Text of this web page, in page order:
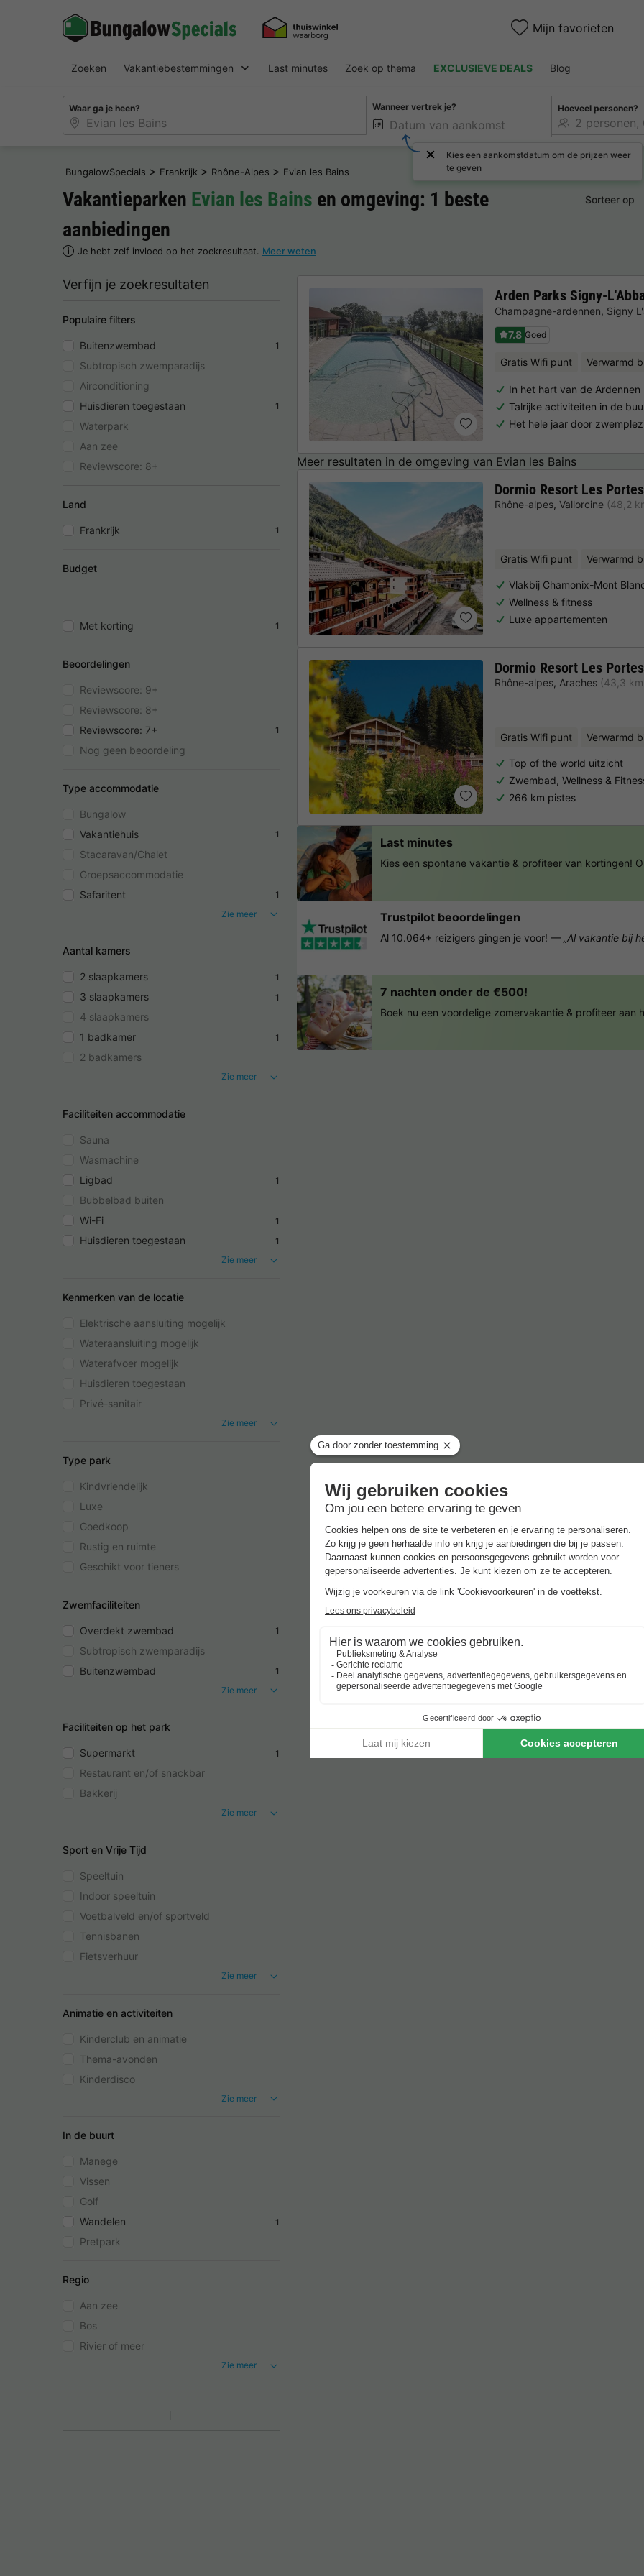
Mijn favorieten
Zoeken Vakantiebestemmingen Last minutes Zoek op thema EXCLUSIEVE DEALS Blog
Waar ga je heen? Wanneer vertrek je?
Kies een aankomstdatum om de prijzen weer
te geven
Hoeveel personen?
BungalowSpecials > Frankrijk > Rhône-Alpes > Evian les Bains
Vakantieparken Evian les Bains en omgeving: 1 beste
aanbiedingen
Je hebt zelf invloed op het zoekresultaat. Meer weten
Sorteer op
Verfijn je zoekresultaten
Populaire filters
Buitenzwembad 1
Subtropisch zwemparadijs
Airconditioning
Huisdieren toegestaan
1
Waterpark
Aan zee
Reviewscore: 8+
Land
Frankrijk 1
Budget
Met korting 1
Beoordelingen
Reviewscore: 9+
Reviewscore: 8+
Reviewscore: 7+
1
Nog geen beoordeling
Type accommodatie
Bungalow
Vakantiehuis
1
Stacaravan/Chalet
Groepsaccommodatie
Safaritent
1
Zie meer
Aantal kamers
2 slaapkamers 1
3 slaapkamers 1
4 slaapkamers
1 badkamer
1
2 badkamers
Zie meer
Faciliteiten accommodatie
Sauna
Wasmachine
Ligbad
1
Bubbelbad buiten
Wi-Fi
1
Huisdieren toegestaan
1
Zie meer
Kenmerken van de locatie
Elektrische aansluiting mogelijk
Wateraansluiting mogelijk
Waterafvoer mogelijk
Huisdieren toegestaan
Privé-sanitair
Zie meer
Type park
Kindvriendelijk
Luxe
Goedkoop
Rustig en ruimte
Geschikt voor tieners
Zwemfaciliteiten
Overdekt zwembad 1
Subtropisch zwemparadijs
Buitenzwembad
1
Zie meer
Faciliteiten op het park
Supermarkt 1
Restaurant en/of snackbar
Bakkerij
Zie meer
Sport en Vrije Tijd
Speeltuin
Indoor speeltuin
Voetbalveld en/of sportveld
Tennisbanen
Fietsverhuur
Zie meer
Animatie en activiteiten
Kinderclub en animatie
Thema-avonden
Kinderdisco
Zie meer
In de buurt
Manege
Vissen
Golf
Wandelen
1
Pretpark
Regio
Aan zee
Bos
Rivier of meer
Zie meer
Arden Parks Signy-
Champagne-ardennen, Signy
7.8 Goed
Gratis Wifi punt Verwarmd
In het hart van de Ardennen
Talrijke activiteiten in de
Het hele jaar door
Meer resultaten in de omgeving van Evian les Bains
Dormio Resort Les
Rhône-alpes, Vallorcine (48,2
Gratis Wifi punt Verwarmd
Vlakbij Chamonix-Mont
Wellness & fitness
Luxe appartementen
Dormio Resort Les
Rhône-alpes, Araches (43,3
Gratis Wifi punt Verwarmd
Top of the world uitzicht
Zwembad, Wellness &
266 km pistes
Last minutes
Kies een spontane vakantie & profiteer van kortingen!
Trustpilot beoordelingen
Al 10.064+ reizigers gingen je voor! — „Al vakantie bij
7 nachten onder de €500!
Boek nu een voordelige zomervakantie & profiteer aan